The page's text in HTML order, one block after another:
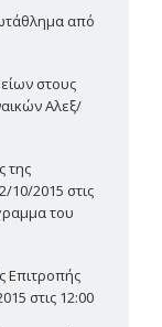
από
στους
Αλεξ/
της
10/2015 στις
του
Επιτροπής
στις 12:00